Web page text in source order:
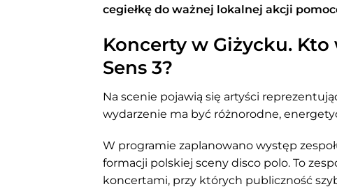
cegiełkę do ważnej lokalnej akcji
Koncerty w Giżycku.
Sens 3?
Na scenie pojawią się artyści
wydarzenie ma być różnorodne,
W programie zaplanowano występ
formacji polskiej sceny disco polo. To
koncertami, przy których publiczność